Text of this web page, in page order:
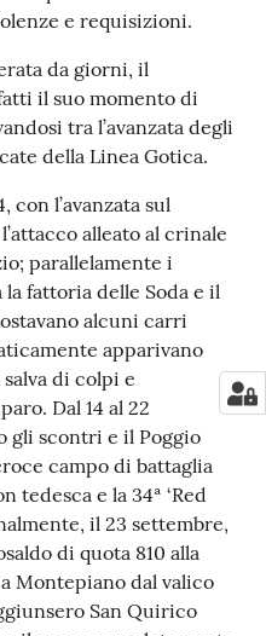
e requisizioni.
da giorni, il
il suo momento di
tra l’avanzata degli
della Linea Gotica.
con l’avanzata sul
alleato al crinale
parallelamente i
fattoria delle Soda e il
alcuni carri
apparivano
di colpi e
Dal 14 al 22
gli scontri e il Poggio
campo di battaglia
tedesca e la 34ª ‘Red
il 23 settembre,
di quota 810 alla
Montepiano dal valico
San Quirico